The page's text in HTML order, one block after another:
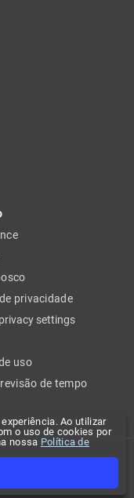
Ao utilizar
o uso de cookies por
nossa Política de
privacidade
settings
uso
de tempo
reservados.